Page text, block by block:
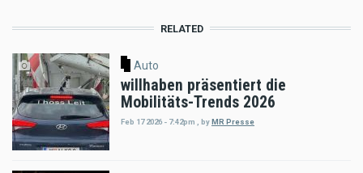
RELATED
Auto
willhaben präsentiert die
Mobilitäts-Trends 2026
Feb 17 2026 - 7:42pm byMR Presse